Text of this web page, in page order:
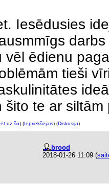
Iesēdusies
vēl ēdienu
tieši
šito te ar
uz šo) (Iepriekšējais) (Diskusija)
brood
2018-01-26 11:09 (